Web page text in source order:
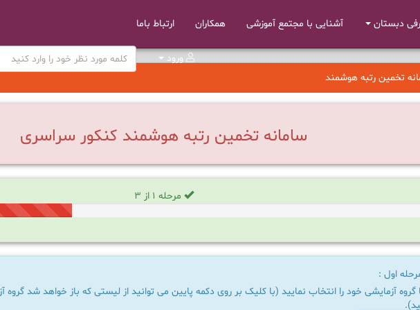
دبستان آشنایی با مجتمع آموزشی همکاران ارتباط باما
ورود
تخمین رتبه هوشمند
سامانه تخمین رتبه هوشمند کنکور سراسری
مرحله 1 از 3
اول :
گروه آزمایشی خود را انتخاب نمایید (با کلیک بر روی دکمه پایین می توانید از لیستی که باز خواهد شد گروه